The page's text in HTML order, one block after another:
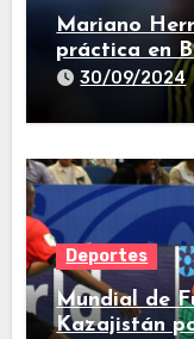
Mariano
práctica en
30/09/2024
Deportes
Mundial de
Kazajistán